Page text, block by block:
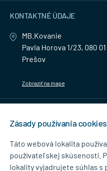
KONTAKTNÉ ÚDAJE
MB.Kovanie
Pavla Horova 1/23, 080 01
Prešov
Zobraziť na mape
NEWSLETTER
Zásady používania cookies
Táto webová lokalita
používateľskej skúsenosti.
lokality vyjadrujete súhlas s